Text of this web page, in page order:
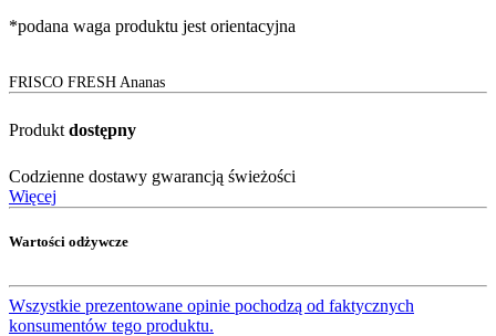
*podana waga produktu jest orientacyjna
FRISCO FRESH Ananas
Produkt dostępny
Codzienne dostawy gwarancją świeżości
Więcej
Wartości odżywcze
Wszystkie prezentowane opinie pochodzą od faktycznych
konsumentów tego produktu.